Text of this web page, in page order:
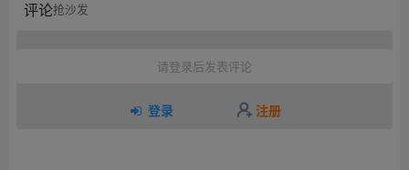
评论抢沙发
请登录后发表评论
登录 注册